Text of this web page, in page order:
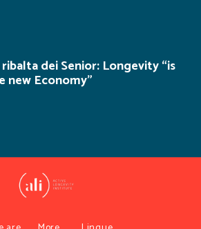
ribalta dei Senior: Longevity “is
new Economy”